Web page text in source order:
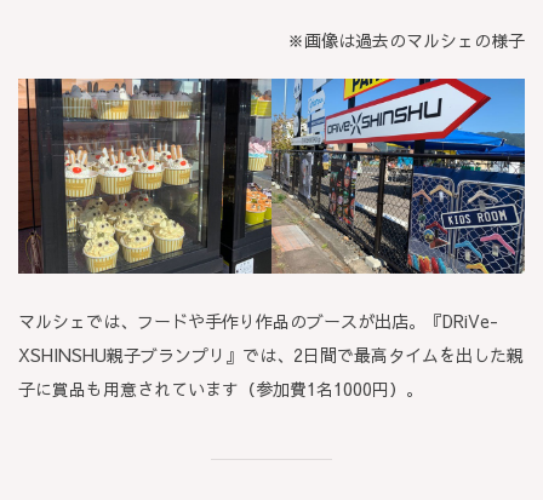
※画像は過去のマルシェの様子
マルシェでは、フードや手作り作品のブースが出店。『DRiVe-
XSHINSHU親子ブランプリ』では、2日間で最高タイムを出した親
子に賞品も用意されています（参加費1名1000円）。